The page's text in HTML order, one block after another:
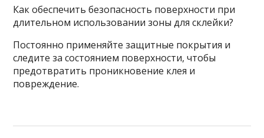
Как обеспечить безопасность поверхности при
длительном использовании зоны для склейки?
Постоянно применяйте защитные покрытия и
следите за состоянием поверхности, чтобы
предотвратить проникновение клея и
повреждение.